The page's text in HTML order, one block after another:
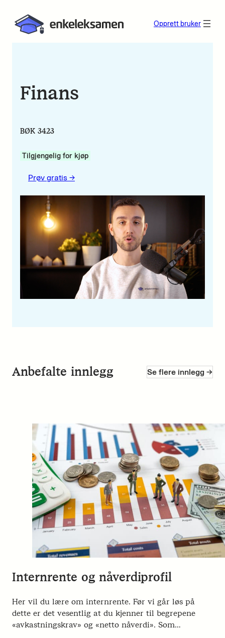
Opprett bruker
Finans
BØK 3423
Tilgjengelig for kjøp
Prøv gratis ->
Anbefalte innlegg Se flere innlegg ->
Internrente og nåverdiprofil
Her vil du lære om internrente. Før vi går løs på
dette er det vesentlig at du kjenner til begrepene
«avkastningskrav» og «netto nåverdi». Som…